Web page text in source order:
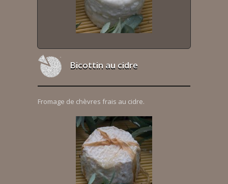
Bicottin au cidre
Fromage de chèvres frais au cidre.